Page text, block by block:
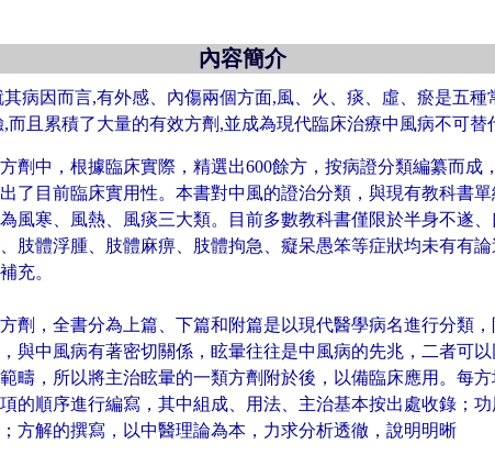
內容簡介
病因而言,有外感、內傷兩個方面,風、火、痰、虛、瘀是五
且累積了大量的有效方劑,並成為現代臨床治療中風病不可替
中，根據臨床實際，精選出600餘方，按病證分類編纂而成
了目前臨床實用性。本書對中風的證治分類，與現有教科書
風寒、風熱、風痰三大類。目前多數教科書僅限於半身不遂
肢體浮腫、肢體麻痹、肢體拘急、癡呆愚笨等症狀均未有有
充。
劑，全書分為上篇、下篇和附篇是以現代醫學病名進行分類
與中風病有著密切關係，眩暈往往是中風病的先兆，二者可
疇，所以將主治眩暈的一類方劑附於後，以備臨床應用。每方
的順序進行編寫，其中組成、用法、主治基本按出處收錄；
方解的撰寫，以中醫理論為本，力求分析透徹，說明明晰